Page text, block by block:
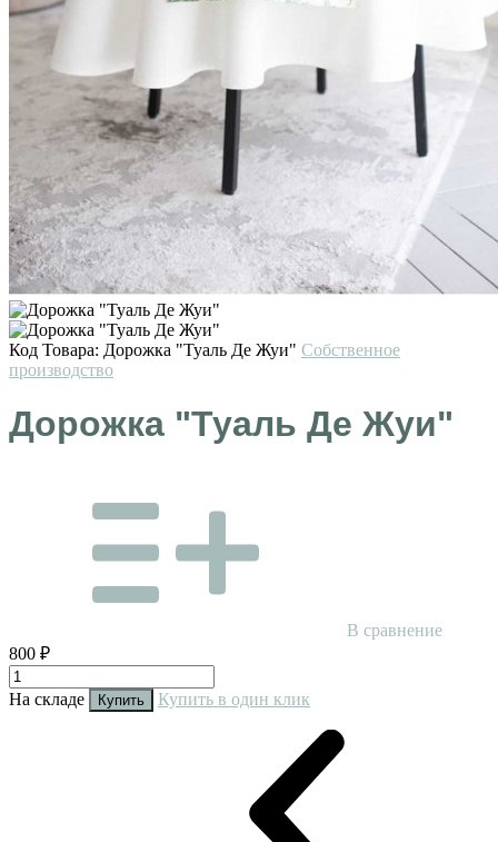
Код Товара: Дорожка "Туаль Де Жуи" Собственное
производство
Дорожка "Туаль Де Жуи"
В сравнение
800 ₽
На складе Купить Купить в один клик